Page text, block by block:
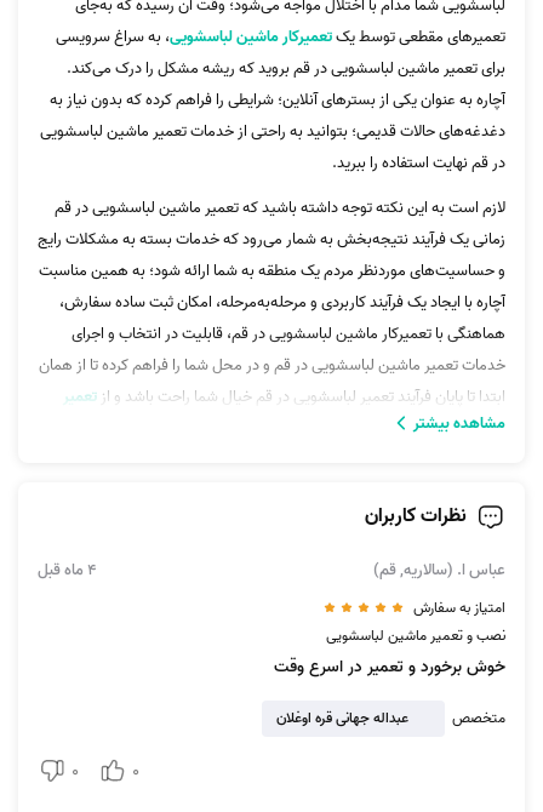
لباسشویی شما مدام با اختلال مواجه می‌شود؛ وقت آن رسیده که به‌جای
تعمیرهای مقطعی توسط یکتعمیرکار ماشین لباسشویی، به سراغ سرویسی
برای تعمیر ماشین لباسشویی در قم بروید که ریشه مشکل را درک می‌کند.
آچاره به عنوان یکی از بسترهای آنلاین؛ شرایطی را فراهم کرده که بدون نیاز به
دغدغه‌های حالات قدیمی؛ بتوانید به راحتی از خدمات تعمیر ماشین لباسشویی
در قم نهایت استفاده را ببرید.
لازم است به این نکته توجه داشته باشید که تعمیر ماشین لباسشویی در قم
زمانی یک فرآیند نتیجه‌بخش به شمار می‌رود که خدمات بسته به مشکلات رایج
و حساسیت‌های موردنظر مردم یک منطقه به شما ارائه شود؛ به همین مناسبت
آچاره با ایجاد یک فرآیند کاربردی و مرحله‌به‌مرحله، امکان ثبت ساده سفارش،
هماهنگی با تعمیرکار ماشین لباسشویی در قم، قابلیت در انتخاب و اجرای
خدمات تعمیر ماشین لباسشویی در قم و در محل شما را فراهم کرده تا از همان
ابتدا تا پایان فرآیند تعمیر لباسشویی در قم خیال شما راحت باشد و از تعمیر
ماشین لباسشویی سامسونگ
مزایای آچاره در ارائه خدمات تعمیر ماشین لباسشویی در قم
چیست؟
ماشین‌های لباسشویی لوازم خانگی‌های گران‌قیمت و کاربردی در منازل ما
ایرانیان هستید که از سرویس آن گرفته تا تعمیر ماشین لباسشویی در قم و در
هر شهر دیگری؛ اولویت بالایی برای اقدام به دریافت خدمات پیدا می‌کنند.
اگر تا به‌حال از آچاره در دریافت خدمات دیگر در این شهر سرویسی دریافت
نکرده‌اید؛ لازم است بدانید آچاره یک بستر همه‌چیز تمام در ارائه خدمات تعمیر
مشاهده بیشتر
نظرات کاربران
عباس ا. (سالاریه, قم) 4 ماه قبل
امتیاز به سفارش
نصب و تعمیر ماشین لباسشویی
خوش برخورد و تعمیر در اسرع وقت
متخصص عبداله جهانی قره اوغلان
0
0